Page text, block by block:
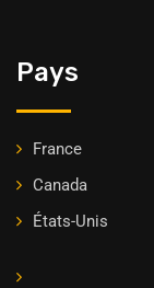
Pays
France
Canada
États-Unis